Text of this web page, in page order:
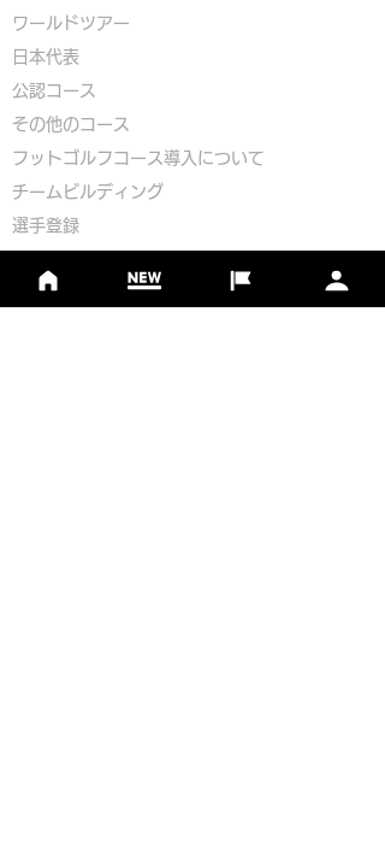
​ワールドツアー
​​日本代表
公認コース
​その他のコース
​ フットゴルフコース導入について
​チームビルディング
選手登録​
​イベント依頼